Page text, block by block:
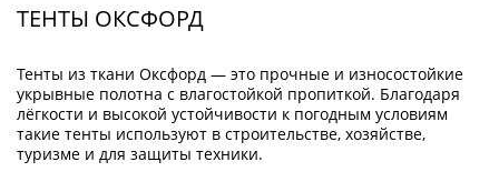
ТЕНТЫ ОКСФОРД
Тенты из ткани Оксфорд ― это прочные и износостойкие
укрывные полотна с влагостойкой пропиткой. Благодаря
лёгкости и высокой устойчивости к погодным условиям
такие тенты используют в строительстве, хозяйстве,
туризме и для защиты техники.